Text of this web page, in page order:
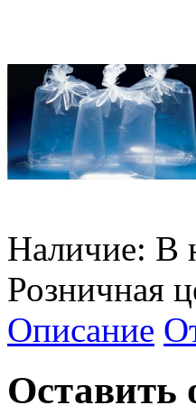
Наличие: В
Розничная
Описание
Оставить